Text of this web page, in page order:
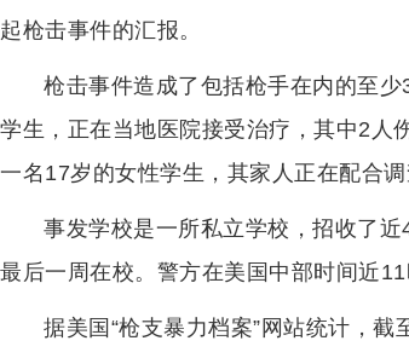
起枪击事件的汇报。
枪击事件造成了包括枪手在内的至
学生，正在当地医院接受治疗，其中2人
一名17岁的女性学生，其家人正在配合调
事发学校是一所私立学校，招收了
最后一周在校。警方在美国中部时间近
据美国“枪支暴力档案”网站统计，